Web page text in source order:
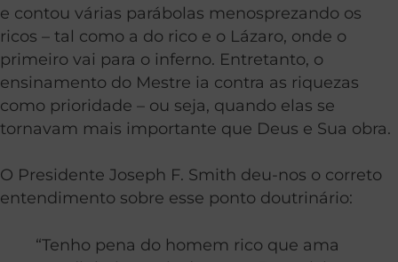
e contou várias parábolas menosprezando os
ricos – tal como a do rico e o Lázaro, onde o
primeiro vai para o inferno. Entretanto, o
ensinamento do Mestre ia contra as riquezas
como prioridade – ou seja, quando elas se
tornavam mais importante que Deus e Sua obra.
O Presidente Joseph F. Smith deu-nos o correto
entendimento sobre esse ponto doutrinário:
“Tenho pena do homem rico que ama